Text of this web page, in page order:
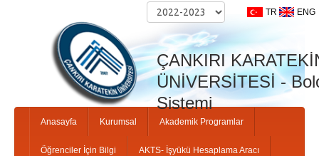
TR ENG
ÇANKIRI
ÜNİVERSİTESİ -
Sistemi
Anasayfa Kurumsal Akademik Programlar
Öğrenciler İçin Bilgi AKTS- İşyükü Hesaplama Aracı